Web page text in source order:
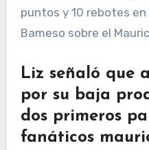
puntos y 10 rebotes
Bameso sobre el
Liz señaló que
por su baja
dos primeros
fanáticos